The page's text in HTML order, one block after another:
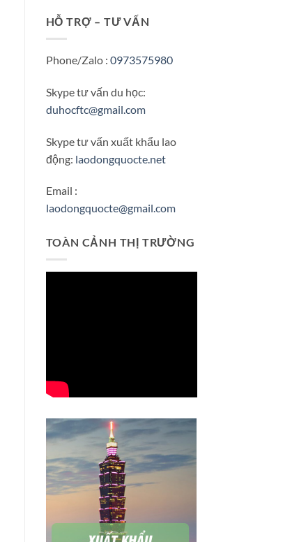
HỖ TRỢ – TƯ VẤN
Phone/Zalo : 0973575980
Skype tư vấn du học:
duhocftc@gmail.com
Skype tư vấn xuất khẩu lao
động: laodongquocte.net
Email :
laodongquocte@gmail.com
TOÀN CẢNH THỊ TRƯỜNG